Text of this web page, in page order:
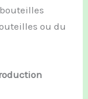
ou du